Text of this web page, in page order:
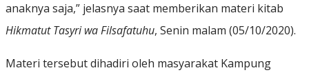
anaknya saja,” jelasnya saat memberikan materi kitab
Hikmatut Tasyri wa Filsafatuhu, Senin malam (05/10/2020).
Materi tersebut dihadiri oleh masyarakat Kampung